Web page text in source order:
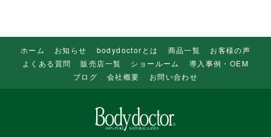
ホーム お知らせ bodydoctorとは 商品一覧
お客様の声
よくある質問
販売店一覧 ショールーム
導入事例・OEM
ブログ
会社概要 お問い合わせ